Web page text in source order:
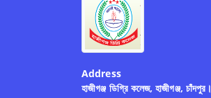
Address
হাজীগঞ্জ ডিগ্রি কলেজ, হাজীগঞ্জ, চাঁদপুর।